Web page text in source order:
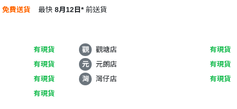
免費送貨 最快 8月12日* 前送貨
有現貨 觀 觀塘店
有現貨
有現貨 元 元朗店
有現貨
有現貨 灣 灣仔店
有現貨
有現貨